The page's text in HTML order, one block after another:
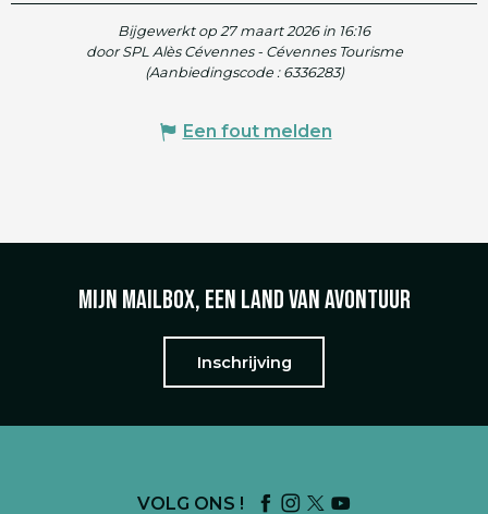
Bijgewerkt op 27 maart 2026 in 16:16
door SPL Alès Cévennes - Cévennes Tourisme
(Aanbiedingscode : 6336283)
Een fout melden
Mijn mailbox, een land van avontuur
Inschrijving
VOLG ONS !